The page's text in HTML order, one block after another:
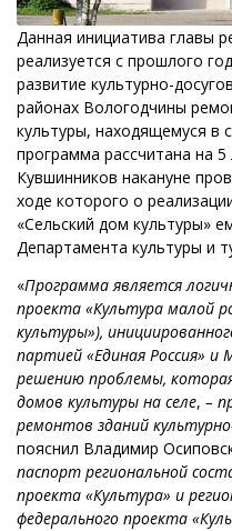
Данная инициатива главы
реализуется с прошлого
развитие культурно-
районах Вологодчины
культуры, находящемуся в
программа рассчитана на
Кувшинников накануне
ходе которого о
«Сельский дом культуры»
Департамента культуры и
«Программа является
проекта «Культура малой
культуры»),
партией «Единая Россия»
решению проблемы,
домов культуры на селе, –
ремонтов зданий
пояснил Владимир
паспорт региональной
проекта «Культура» и
федерального проекта